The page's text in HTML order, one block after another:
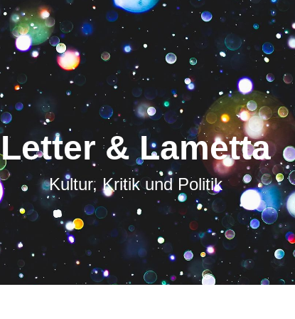
Letter & Lametta
Kultur, Kritik und Politik